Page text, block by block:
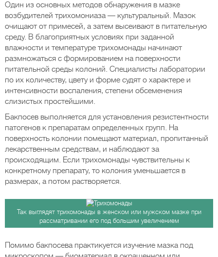
Один из основных методов обнаружения в мазке
возбудителей трихомониаза — культуральный. Мазок
очищают от примесей, а затем высеивают в питательную
среду. В благоприятных условиях при заданной
влажности и температуре трихомонады начинают
размножаться с формированием на поверхности
питательной среды колоний. Специалисты лаборатории
по их количеству, цвету и форме судят о характере и
интенсивности воспаления, степени обсеменения
слизистых простейшими.
Бакпосев выполняется для установления резистентности
патогенов к препаратам определенных групп. На
поверхность колонии помещают материал, пропитанный
лекарственным средствам, и наблюдают за
происходящим. Если трихомонады чувствительны к
конкретному препарату, то колония уменьшается в
размерах, а потом растворяется.
Так выглядят трихомонады в женском или мужском мазке при
рассматривании его под большим увеличением
Помимо бакпосева практикуется изучение мазка под